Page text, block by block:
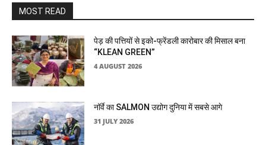
MOST READ
पेड़ की पत्तियों से इको-फ्रेंडली कारोबार की मिसाल बना
“KLEAN GREEN”
4 AUGUST 2026
नॉर्वे का SALMON उद्योग दुनिया में सबसे आगे
31 JULY 2026